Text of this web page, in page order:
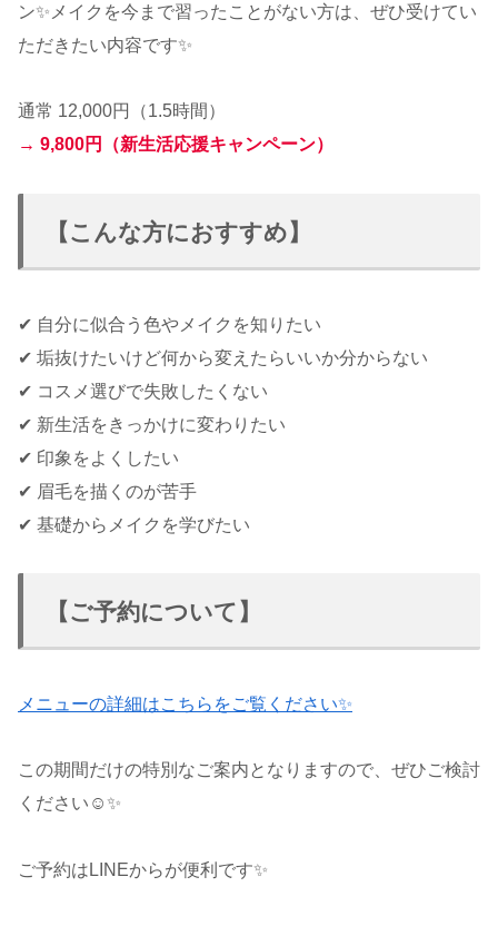
ン✨メイクを今 まで習ったことがない方は、ぜひ受けてい
ただきたい内容です✨
通常 12,000円（1.5時間）
→ 9,800円（新生活応援キャンペーン）
【こんな方におすすめ】
✔ 自分に似合う色やメイクを知りたい
✔ 垢抜けたいけど何から変えたらいいか分からない
✔ コスメ選びで失敗したくない
✔ 新生活をきっかけに変わりたい
✔︎ 印象をよくしたい
✔︎ 眉毛を描くのが苦手
✔︎ 基礎からメイクを学びたい
【ご予約について】
メニューの詳細はこちらをご覧ください✨
この期間だけの特別なご案内となりますので、ぜひご検討
ください☺️✨
ご予約はLINEからが便利です✨